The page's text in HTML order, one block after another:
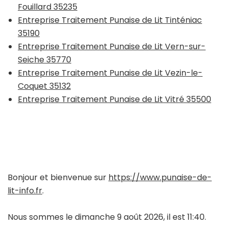
Fouillard 35235
Entreprise Traitement Punaise de Lit Tinténiac
35190
Entreprise Traitement Punaise de Lit Vern-sur-
Seiche 35770
Entreprise Traitement Punaise de Lit Vezin-le-
Coquet 35132
Entreprise Traitement Punaise de Lit Vitré 35500
Bonjour et bienvenue sur https://www.punaise-de-
lit-info.fr.
Nous sommes le dimanche 9 août 2026, il est 11:40.